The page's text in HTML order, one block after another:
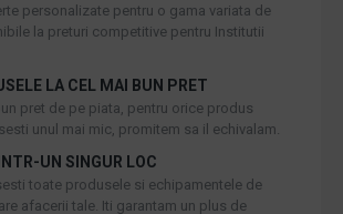
personalizate pentru o gama variata de
la preturi competitive pentru Institutii
LA CEL MAI BUN PRET
pret de pe piata, pentru orice produs
unul mai mic, promitem sa il echivalam.
UN SINGUR LOC
toate produsele si echipamentele de
afacerii tale. Iti garantam un plus de